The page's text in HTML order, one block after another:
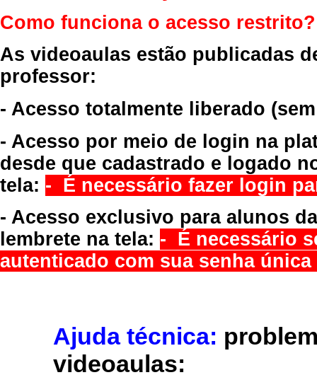
Como funciona o acesso restrito?
As videoaulas estão publicadas
professor:
- Acesso totalmente liberado
- Acesso por meio de login na
desde que cadastrado e logado
tela: - É necessário fazer login
- Acesso exclusivo para alunos
lembrete na tela: - É necessário
autenticado com sua senha
Ajuda técnica:
videoaulas: